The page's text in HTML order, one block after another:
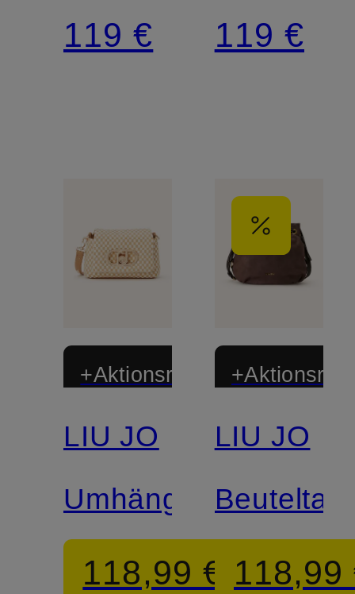
119 € 119 €
+Aktionsrabatt
LIU JO
Umhängetasche
118,99 €
LIU JO
118,99